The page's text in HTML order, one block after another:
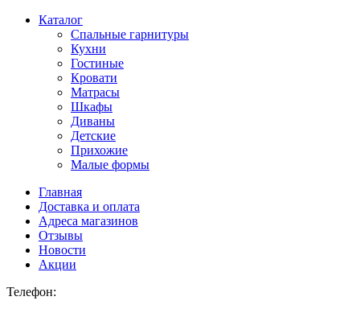
Каталог
Спальные гарнитуры
Кухни
Гостиные
Кровати
Матрасы
Шкафы
Диваны
Детские
Прихожие
Малые формы
Главная
Доставка и оплата
Адреса магазинов
Отзывы
Новости
Акции
Телефон: